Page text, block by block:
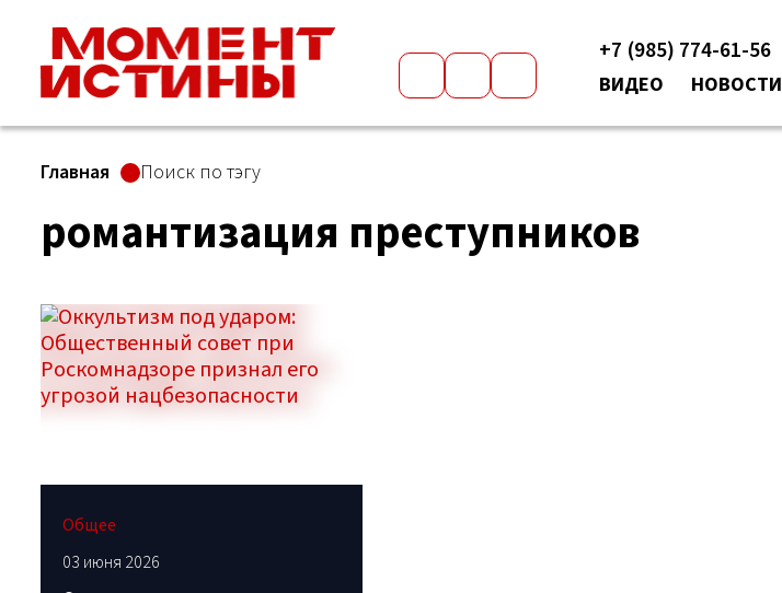
+7 (985) 774-61-56
ВИДЕО
НОВОСТИ
Главная Поиск по тэгу
романтизация преступников
Общее
03 июня 2026